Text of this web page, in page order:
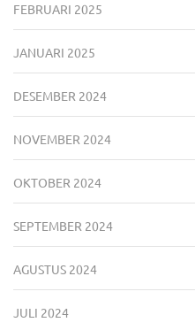
FEBRUARI 2025
JANUARI 2025
DESEMBER 2024
NOVEMBER 2024
OKTOBER 2024
SEPTEMBER 2024
AGUSTUS 2024
JULI 2024